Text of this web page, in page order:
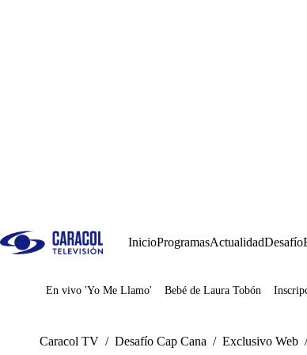
InicioProgramasActualidadDesafío
Juegos
En vivo 'Yo Me Llamo' Bebé de Laura Tobón
Caracol TV / Desafío Cap Cana / Exclusivo Web